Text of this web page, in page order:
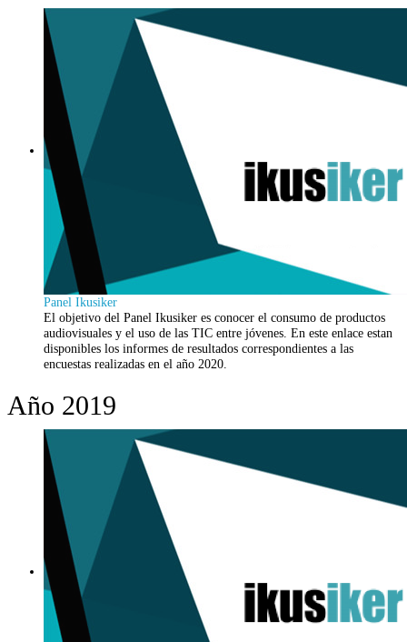
Panel Ikusiker
El objetivo del Panel Ikusiker es conocer el consumo de productos
audiovisuales y el uso de las TIC entre jóvenes. En este enlace estan
disponibles los informes de resultados correspondientes a las
encuestas realizadas en el año 2020.
Año 2019